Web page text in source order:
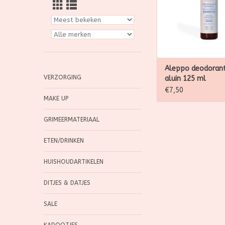
VERZORGING
MAKE UP
GRIMEERMATERIAAL
ETEN/DRINKEN
HUISHOUDARTIKELEN
DITJES & DATJES
SALE
een effectieve
tegen ongewenste
TOEVOEGEN AAN
Aleppo
aluin 125 ml
€7,50